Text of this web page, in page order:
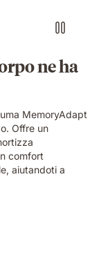
ne ha
MemoryAdapt
Offre un
comfort
aiutandoti a